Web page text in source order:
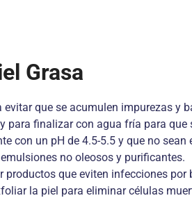
Grasa
que se acumulen impurezas y
finalizar con agua fría para que
con un pH de 4.5-5.5 y que no sean
no oleosos y purificantes.
productos que eviten infecciones por
la piel para eliminar células